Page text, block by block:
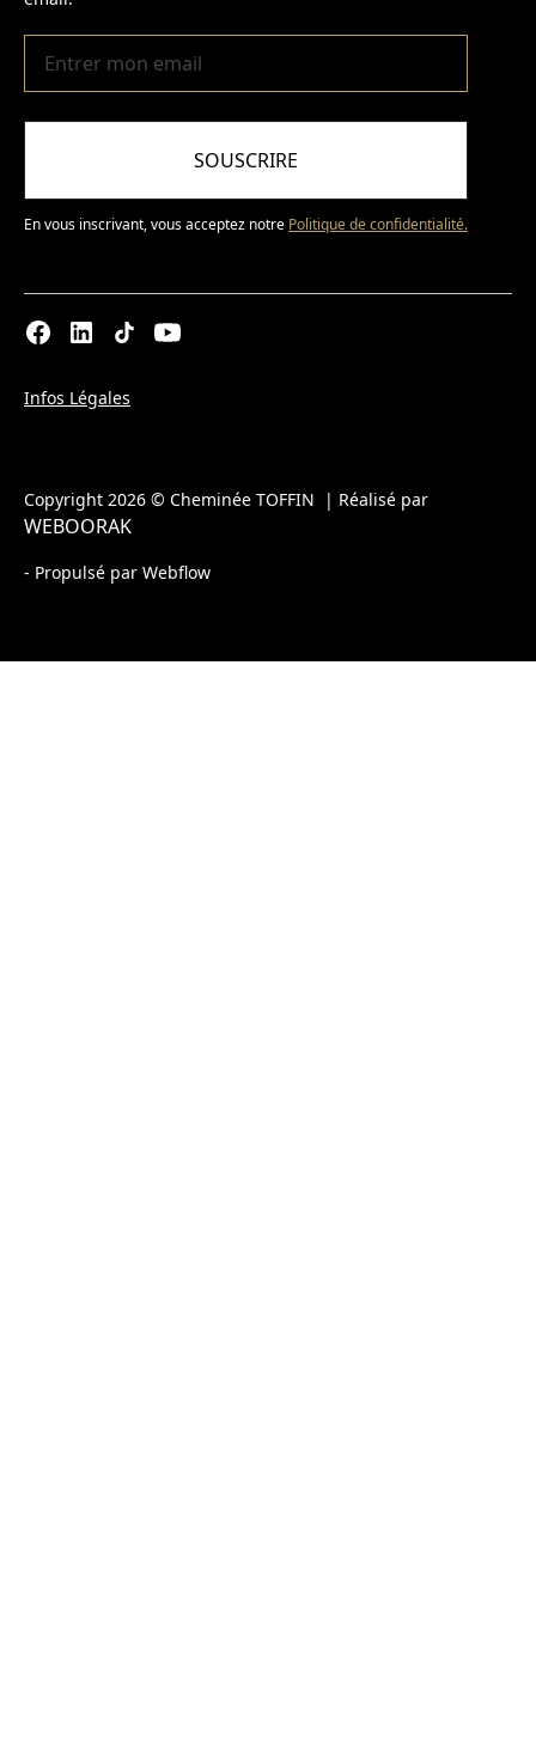
SOUSCRIRE
En vous inscrivant, vous acceptez notre Politique de confidentialité.
Copyright 2026 © Cheminée TOFFIN | Réalisé par
WEBOORAK
- Propulsé par Webflow
Infos Légales